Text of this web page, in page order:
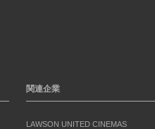
関連企業
LAWSON UNITED CINEMAS